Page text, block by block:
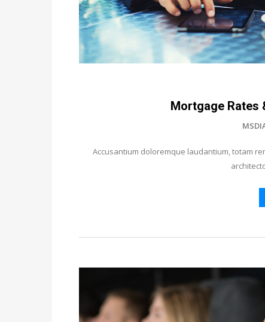
Mortgage Rates
Accusantium doloremque laudantium, totam